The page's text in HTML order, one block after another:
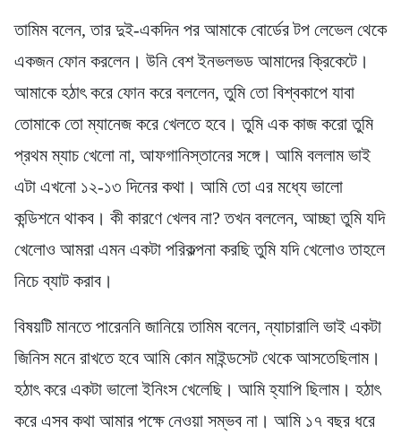
তামিম বলেন, তার দুই-একদিন পর আমাকে বোর্ডের টপ লেভেল থেকে
একজন ফোন করলেন। উনি বেশ ইনভলভড আমাদের ক্রিকেটে।
আমাকে হঠাৎ করে ফোন করে বললেন, তুমি তো বিশ্বকাপে যাবা
তোমাকে তো ম্যানেজ করে খেলতে হবে। তুমি এক কাজ করো তুমি
প্রথম ম্যাচ খেলো না, আফগানিস্তানের সঙ্গে। আমি বললাম ভাই
এটা এখনো ১২-১৩ দিনের কথা। আমি তো এর মধ্যে ভালো
কন্ডিশনে থাকব। কী কারণে খেলব না? তখন বললেন, আচ্ছা তুমি যদি
খেলোও আমরা এমন একটা পরিকল্পনা করছি তুমি যদি খেলোও তাহলে
নিচে ব্যাট করাব।
বিষয়টি মানতে পারেননি জানিয়ে তামিম বলেন, ন্যাচারালি ভাই একটা
জিনিস মনে রাখতে হবে আমি কোন মাইন্ডসেট থেকে আসতেছিলাম।
হঠাৎ করে একটা ভালো ইনিংস খেলেছি। আমি হ্যাপি ছিলাম। হঠাৎ
করে এসব কথা আমার পক্ষে নেওয়া সম্ভব না। আমি ১৭ বছর ধরে